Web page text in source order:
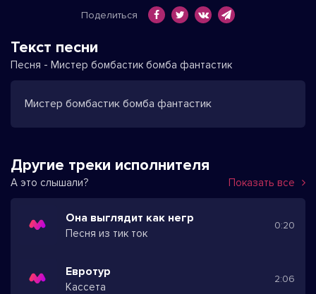
Поделиться
Текст песни
Песня - Мистер бомбастик бомба фантастик
Мистер бомбастик бомба фантастик
Другие треки исполнителя
А это слышали? Показать все
Она выглядит как негр
Песня из тик ток
0:20
Евротур
Кассета
2:06